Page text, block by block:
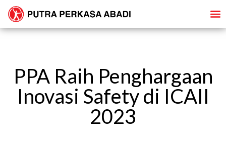
PPA Raih Penghargaan
Inovasi Safety di ICAII
2023